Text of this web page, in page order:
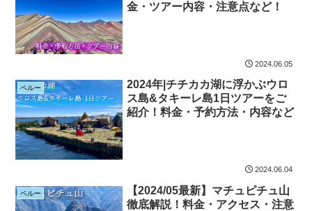
金・ツアー内容・注意点など！
2024.06.05
ペルー
2024年|チチカカ湖に浮かぶウロ
ス島&タキーレ島1日ツアーをご
紹介！料金・予約方法・内容など
2024.06.04
ペルー
【2024/05最新】マチュピチュ山
徹底解説！料金・アクセス・注意